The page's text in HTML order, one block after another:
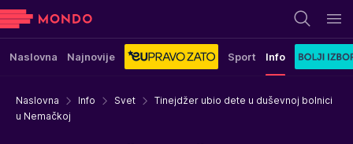
Naslovna Najnovije Sport Info
Naslovna Info Svet
Tinejdžer ubio dete u duševnoj bolnici
u Nemačkoj